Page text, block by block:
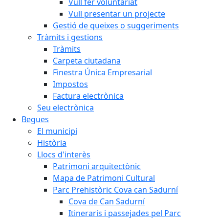
Vull presentar un projecte
Gestió de queixes o suggeriments
Tràmits i gestions
Tràmits
Carpeta ciutadana
Finestra Única Empresarial
Impostos
Factura electrònica
Seu electrònica
Begues
El municipi
Història
Llocs d'interès
Patrimoni arquitectònic
Mapa de Patrimoni Cultural
Parc Prehistòric Cova can Sadurní
Cova de Can Sadurní
Itineraris i passejades pel Parc